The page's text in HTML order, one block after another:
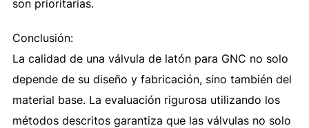
son prioritarias.
Conclusión:
La calidad de una válvula de latón para GNC no solo
depende de su diseño y fabricación, sino también del
material base. La evaluación rigurosa utilizando los
métodos descritos garantiza que las válvulas no solo